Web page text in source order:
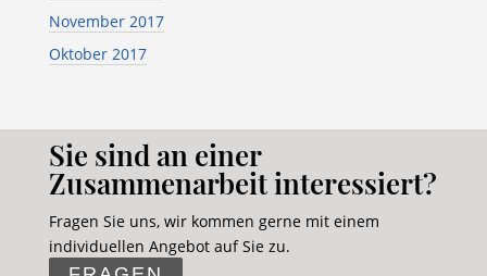
November 2017
Oktober 2017
Sie sind an einer
Zusammenarbeit interessiert?
Fragen Sie uns, wir kommen gerne mit einem
individuellen Angebot auf Sie zu.